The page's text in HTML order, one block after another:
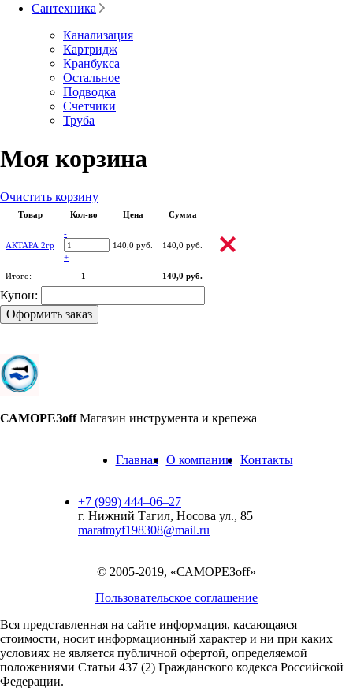
Сантехника
Канализация
Картридж
Кранбукса
Остальное
Подводка
Счетчики
Труба
Моя корзина
Очистить корзину
Товар Кол-во Цена Сумма
АКТАРА 2гр
-
+
140,0 руб. 140,0 руб.
Итого: 1 140,0 руб.
Купон:
Оформить заказ
САМОРЕЗoff Магазин инструмента и крепежа
Главная О компании Контакты
+7 (999) 444‒06‒27
г. Нижний Тагил, Носова ул., 85
maratmyf198308@mail.ru
© 2005-2019, «САМОРЕЗoff»
Пользовательское соглашение
Вся представленная на сайте информация, касающаяся
стоимости, носит информационный характер и ни при каких
условиях не является публичной офертой, определяемой
положениями Статьи 437 (2) Гражданского кодекса Российской
Федерации.